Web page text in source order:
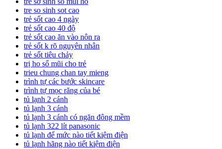
tre so sinh sot cao
trẻ sốt cao 4 ngày
trẻ sốt cao 40 độ
trẻ sốt cao ăn vào nôn ra
trẻ sốt k rõ nguyên nhân
trẻ sốt tiêu chảy
trị ho sổ mũi cho trẻ
trieu chung chan tay mieng
trình tự các bước skincare
trình tự mọc răng của bé
tủ lạnh 2 cánh
tủ lạnh 3 cánh
tủ lạnh 3 cánh có ngăn đông mềm
tủ lạnh 322 lít panasonic
tủ lạnh để mức nào tiết kiệm điện
tủ lạnh hãng nào tiết kiệm điện